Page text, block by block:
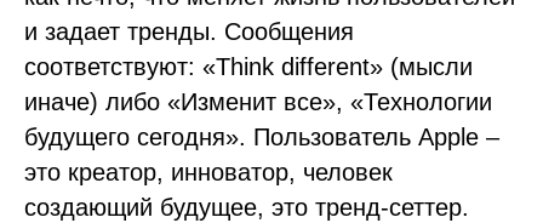
и задает тренды. Сообщения
соответствуют: «Think different» (мысли
иначе) либо «Изменит все», «Технологии
будущего сегодня». Пользователь Apple –
это креатор, инноватор, человек
создающий будущее, это тренд-сеттер.